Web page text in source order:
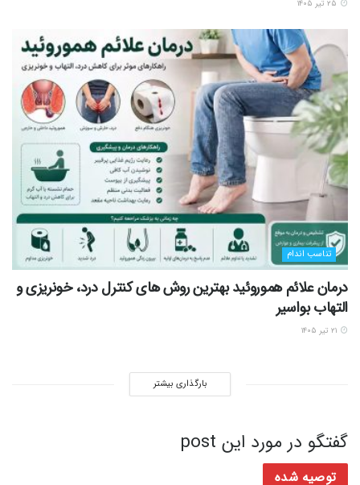
تناسب اندام
درمان علائم هموروئید بهترین روش های کنترل درد، خونریزی و
التهاب بواسیر
بارگذاری بیشتر
گفتگو در مورد این post
توصیه شده